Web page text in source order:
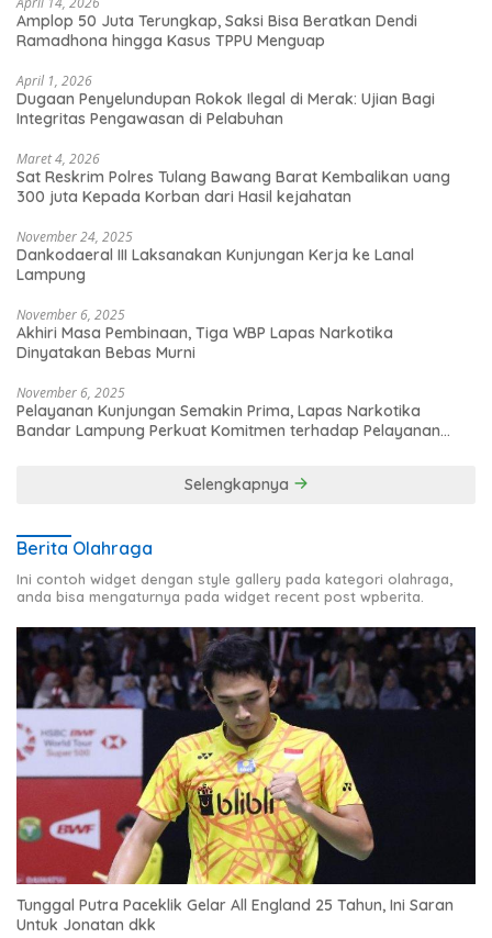
Amplop 50 Juta Terungkap, Saksi Bisa Beratkan Dendi
Ramadhona hingga Kasus TPPU Menguap
April 1, 2026
Dugaan Penyelundupan Rokok Ilegal di Merak: Ujian Bagi
Integritas Pengawasan di Pelabuhan
Maret 4, 2026
Sat Reskrim Polres Tulang Bawang Barat Kembalikan uang
300 juta Kepada Korban dari Hasil kejahatan
November 24, 2025
Dankodaeral III Laksanakan Kunjungan Kerja ke Lanal
Lampung
November 6, 2025
Akhiri Masa Pembinaan, Tiga WBP Lapas Narkotika
Dinyatakan Bebas Murni
November 6, 2025
Pelayanan Kunjungan Semakin Prima, Lapas Narkotika
Bandar Lampung Perkuat Komitmen terhadap Pelayanan
Selengkapnya
Berita Olahraga
Ini contoh widget dengan style gallery pada kategori olahraga,
anda bisa mengaturnya pada widget recent post wpberita.
Tunggal Putra Paceklik Gelar All England 25 Tahun, Ini Saran
Untuk Jonatan dkk